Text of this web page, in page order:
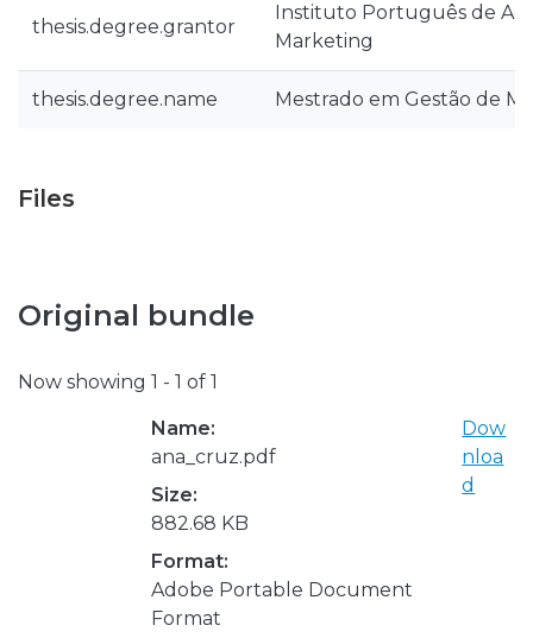
thesis.degree.grantor
Instituto Português de
Marketing
thesis.degree.name Mestrado em Gestão de
Files
Original bundle
Now showing 1 - 1 of 1
Name:
ana_cruz.pdf
Size:
882.68 KB
Format:
Adobe Portable Document
Format
Dow
nloa
d